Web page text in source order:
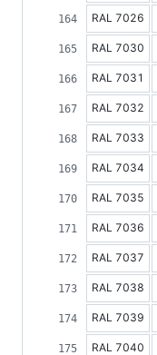
RAL 7026
RAL 7030
RAL 7031
RAL 7032
RAL 7033
RAL 7034
RAL 7035
RAL 7036
RAL 7037
RAL 7038
RAL 7039
RAL 7040